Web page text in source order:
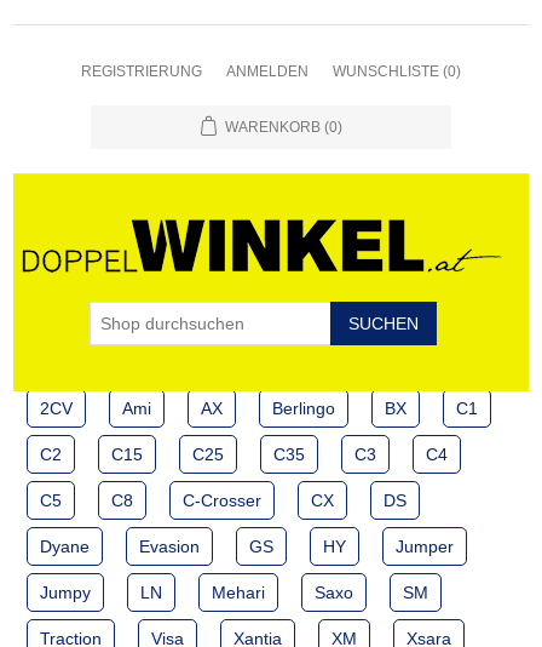
REGISTRIERUNG ANMELDEN WUNSCHLISTE (0)
WARENKORB (0)
2CV Ami AX Berlingo BX C1
C2 C15 C25 C35 C3 C4
C5 C8 C-Crosser CX DS
Dyane Evasion GS HY Jumper
Jumpy LN Mehari Saxo SM
Traction Visa Xantia XM Xsara